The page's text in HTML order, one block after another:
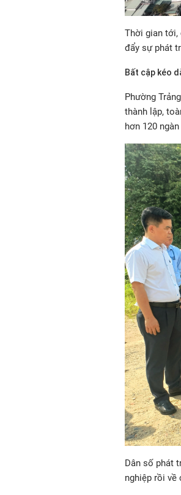
Thời gian tới,
đẩy sự phát
Bất cập kéo
Phường
thành lập,
hơn 120
Dân số phát
nghiệp rồi về